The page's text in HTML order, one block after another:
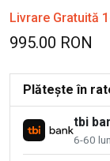
Livrare Gratuită
995.00 RON
Plătește în
tbi
6-60